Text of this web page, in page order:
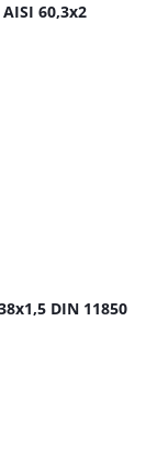
60,3х2
DIN 11850